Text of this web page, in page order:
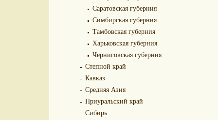
Саратовская губерния
Симбирская губерния
Тамбовская губерния
Харьковская губерния
Черниговская губерния
Степной край
Кавказ
Средняя Азия
Приуральский край
Сибирь